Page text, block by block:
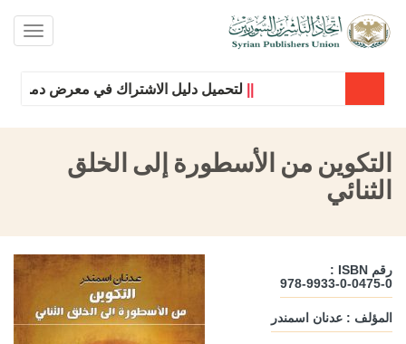
لتحميل دليل الاشتراك في معرض دمشق
التكوين من الأسطورة إلى الخلق
الثنائي
رقم ISBN :
978-9933-0-0475-0
المؤلف : عدنان اسمندر